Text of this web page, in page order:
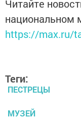
Читайте
национальном
https://max.ru/
Теги:
ПЕСТРЕЦЫ
МУЗЕЙ